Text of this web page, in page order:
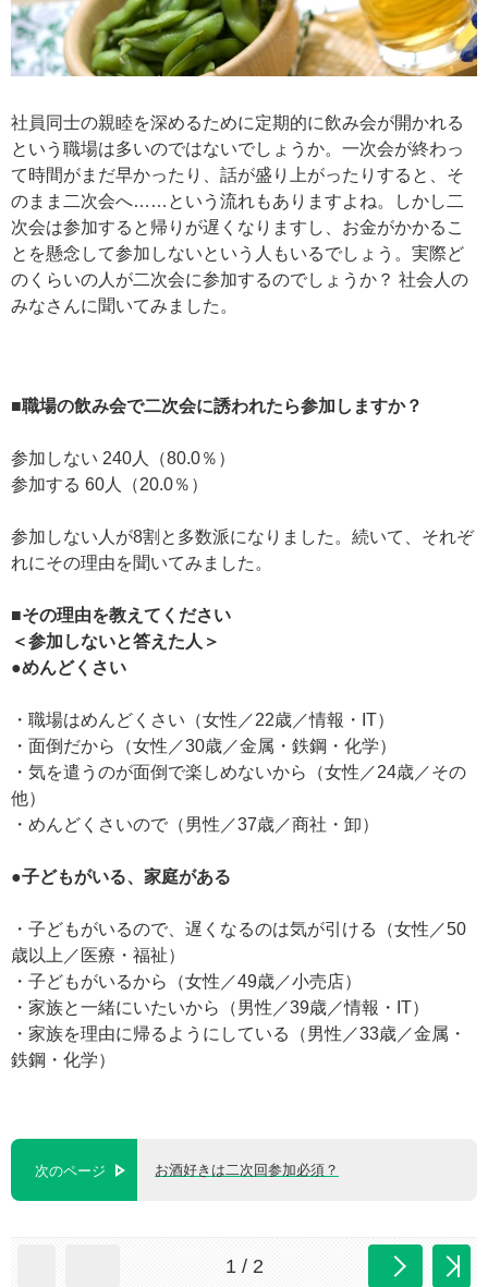
社員同士の親睦を深めるために定期的に飲み会が開かれる
という職場は多いのではないでしょうか。一次会が終わっ
て時間がまだ早かったり、話が盛り上がったりすると、そ
のまま二次会へ……という流れもありますよね。しかし二
次会は参加すると帰りが遅くなりますし、お金がかかるこ
とを懸念して参加しないという人もいるでしょう。実際ど
のくらいの人が二次会に参加するのでしょうか？ 社会人の
みなさんに聞いてみました。
■職場の飲み会で二次会に誘われたら参加しますか？
参加しない 240人（80.0％）
参加する 60人（20.0％）
参加しない人が8割と多数派になりました。続いて、それぞ
れにその理由を聞いてみました。
■その理由を教えてください
＜参加しないと答えた人＞
●めんどくさい
・職場はめんどくさい（女性／22歳／情報・IT）
・面倒だから（女性／30歳／金属・鉄鋼・化学）
・気を遣うのが面倒で楽しめないから（女性／24歳／その
他）
・めんどくさいので（男性／37歳／商社・卸）
●子どもがいる、家庭がある
・子どもがいるので、遅くなるのは気が引ける（女性／50
歳以上／医療・福祉）
・子どもがいるから（女性／49歳／小売店）
・家族と一緒にいたいから（男性／39歳／情報・IT）
・家族を理由に帰るようにしている（男性／33歳／金属・
鉄鋼・化学）
次のページ お酒好きは二次回参加必須？
1 / 2